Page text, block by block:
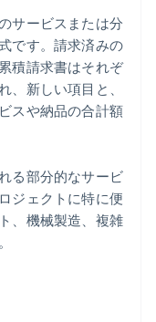
サービスまたは分
です。請求済みの
積請求書はそれぞ
、新しい項目と、
スや納品の合計額
る部分的なサービ
ジェクトに特に便
、機械製造、複雑